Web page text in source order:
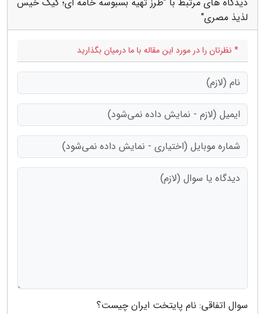
لذیذ مصری"
* نظرتان را در مورد این مقاله با ما درمیان بگذارید
سوال اتفاقی: نام پایتخت ایران چیست؟